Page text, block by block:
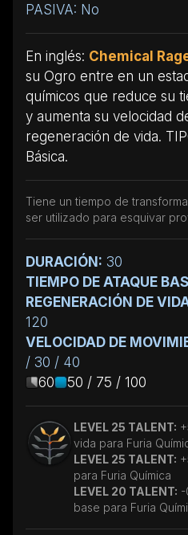
PASIVA: No
En inglés: Chemical
su Ogro entre en un
químicos que reduce su
y aumenta su velocidad
regeneración de vida.
Básica.
Tiene un tiempo de
ser utilizado para esquivar
DURACIÓN: 30
TIEMPO DE ATAQUE
REGENERACIÓN DE
120
VELOCIDAD DE
/ 30 / 40
60
50 / 75 / 100
LEVEL 25 TALENT:
vida para Furia
LEVEL 25 TALENT:
para Furia Química
LEVEL 20 TALENT: -
base para Furia